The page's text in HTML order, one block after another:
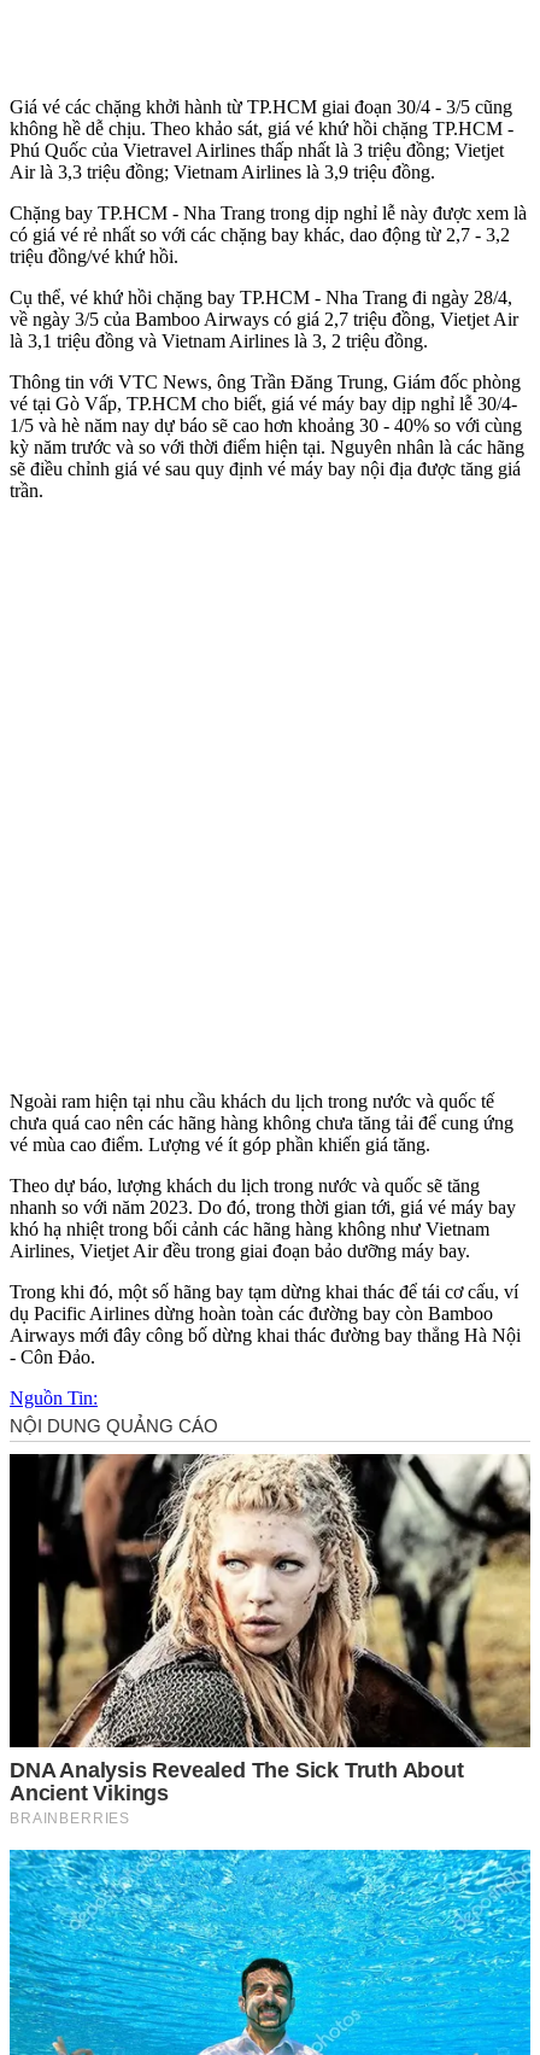
Giá vé các chặng khởi hành từ TP.HCM giai đoạn 30/4 - 3/5 cũng
không hề dễ chịu. Theo khảo sát, giá vé khứ hồi chặng TP.HCM -
Phú Quốc của Vietravel Airlines thấp nhất là 3 triệu đồng; Vietjet
Air là 3,3 triệu đồng; Vietnam Airlines là 3,9 triệu đồng.
Chặng bay TP.HCM - Nha Trang trong dịp nghỉ lễ này được xem là
có giá vé rẻ nhất so với các chặng bay khác, dao động từ 2,7 - 3,2
triệu đồng/vé khứ hồi.
Cụ thể, vé khứ hồi chặng bay TP.HCM - Nha Trang đi ngày 28/4,
về ngày 3/5 của Bamboo Airways có giá 2,7 triệu đồng, Vietjet Air
là 3,1 triệu đồng và Vietnam Airlines là 3, 2 triệu đồng.
Thông tin với VTC News, ông Trần Đăng Trung, Giám đốc phòng
vé tại Gò Vấp, TP.HCM cho biết, giá vé máy bay dịp nghỉ lễ 30/4-
1/5 và hè năm nay dự báo sẽ cao hơn khoảng 30 - 40% so với cùng
kỳ năm trước và so với thời điểm hiện tại. Nguyên nhân là các hãng
sẽ điều chỉnh giá vé sau quy định vé máy bay nội địa được tăng giá
trần.
Ngoài ram hiện tại nhu cầu khách du lịch trong nước và quốc tế
chưa quá cao nên các hãng hàng không chưa tăng tải để cung ứng
vé mùa cao điểm. Lượng vé ít góp phần khiến giá tăng.
Theo dự báo, lượng khách du lịch trong nước và quốc sẽ tăng
nhanh so với năm 2023. Do đó, trong thời gian tới, giá vé máy bay
khó hạ nhiệt trong bối cảnh các hãng hàng không như Vietnam
Airlines, Vietjet Air đều trong giai đoạn bảo dưỡng máy bay.
Trong khi đó, một số hãng bay tạm dừng khai thác để tái cơ cấu, ví
dụ Pacific Airlines dừng hoàn toàn các đường bay còn Bamboo
Airways mới đây công bố dừng khai thác đường bay thẳng Hà Nội
- Côn Đảo.
Nguồn Tin: